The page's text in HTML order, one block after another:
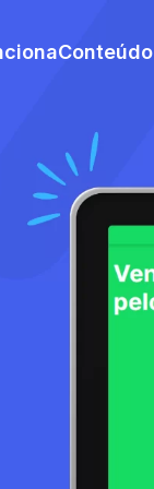
Conteúdo